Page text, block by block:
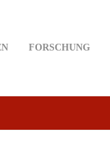
FORSCHUNG